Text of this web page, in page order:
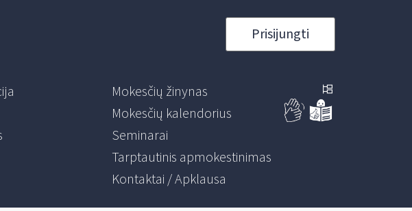
Prisijungti
Mokesčių žinynas
Mokesčių kalendorius
Seminarai
Tarptautinis apmokestinimas
Kontaktai / Apklausa